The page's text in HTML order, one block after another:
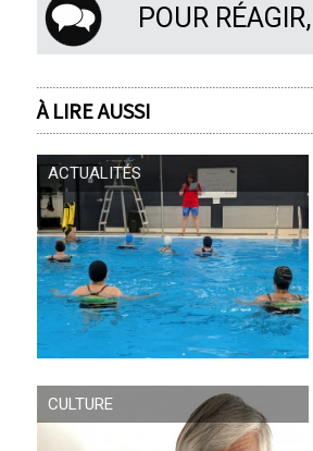
POUR
À LIRE AUSSI
ACTUALITÉS
CULTURE